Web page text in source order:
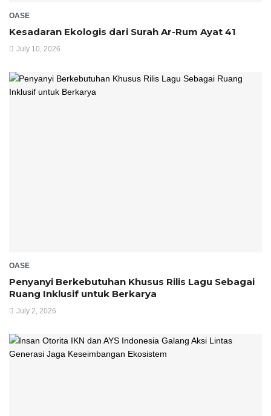
OASE
Kesadaran Ekologis dari Surah Ar-Rum Ayat 41
July 10, 2026
OASE
Penyanyi Berkebutuhan Khusus Rilis Lagu Sebagai
Ruang Inklusif untuk Berkarya
July 2, 2026